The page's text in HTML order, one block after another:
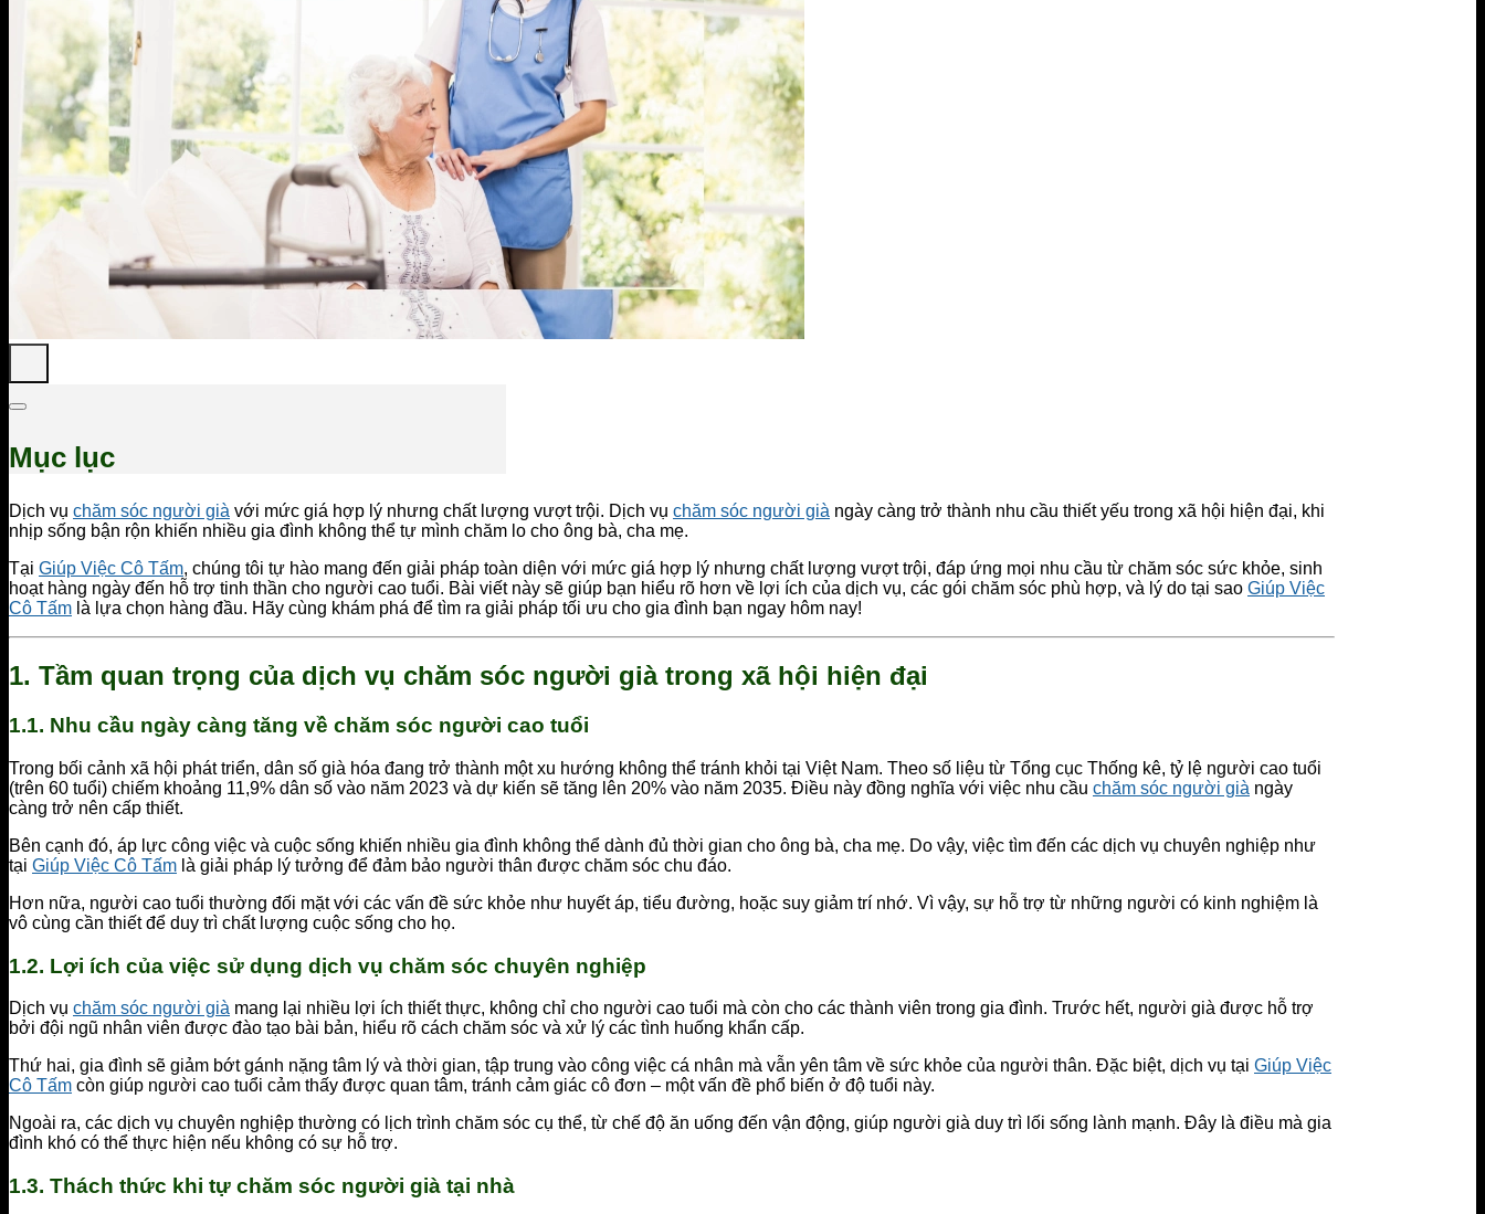
Mục lục
Dịch vụ chăm sóc người già với mức giá hợp lý nhưng chất lượng vượt trội. Dịch vụ chăm sóc người già ngày càng trở thành nhu cầu thiết yếu trong xã hội hiện đại, khi
nhịp sống bận rộn khiến nhiều gia đình không thể tự mình chăm lo cho ông bà, cha mẹ.
Tại Giúp Việc Cô Tấm, chúng tôi tự hào mang đến giải pháp toàn diện với mức giá hợp lý nhưng chất lượng vượt trội, đáp ứng mọi nhu cầu từ chăm sóc sức khỏe, sinh
hoạt hàng ngày đến hỗ trợ tinh thần cho người cao tuổi. Bài viết này sẽ giúp bạn hiểu rõ hơn về lợi ích của dịch vụ, các gói chăm sóc phù hợp, và lý do tại sao Giúp Việc
Cô Tấm là lựa chọn hàng đầu. Hãy cùng khám phá để tìm ra giải pháp tối ưu cho gia đình bạn ngay hôm nay!
1. Tầm quan trọng của dịch vụ chăm sóc người già trong xã hội hiện đại
1.1. Nhu cầu ngày càng tăng về chăm sóc người cao tuổi
Trong bối cảnh xã hội phát triển, dân số già hóa đang trở thành một xu hướng không thể tránh khỏi tại Việt Nam. Theo số liệu từ Tổng cục Thống kê, tỷ lệ người cao tuổi
(trên 60 tuổi) chiếm khoảng 11,9% dân số vào năm 2023 và dự kiến sẽ tăng lên 20% vào năm 2035. Điều này đồng nghĩa với việc nhu cầu chăm sóc người già ngày
càng trở nên cấp thiết.
Bên cạnh đó, áp lực công việc và cuộc sống khiến nhiều gia đình không thể dành đủ thời gian cho ông bà, cha mẹ. Do vậy, việc tìm đến các dịch vụ chuyên nghiệp như
tại Giúp Việc Cô Tấm là giải pháp lý tưởng để đảm bảo người thân được chăm sóc chu đáo.
Hơn nữa, người cao tuổi thường đối mặt với các vấn đề sức khỏe như huyết áp, tiểu đường, hoặc suy giảm trí nhớ. Vì vậy, sự hỗ trợ từ những người có kinh nghiệm là
vô cùng cần thiết để duy trì chất lượng cuộc sống cho họ.
1.2. Lợi ích của việc sử dụng dịch vụ chăm sóc chuyên nghiệp
Dịch vụ chăm sóc người già mang lại nhiều lợi ích thiết thực, không chỉ cho người cao tuổi mà còn cho các thành viên trong gia đình. Trước hết, người già được hỗ trợ
bởi đội ngũ nhân viên được đào tạo bài bản, hiểu rõ cách chăm sóc và xử lý các tình huống khẩn cấp.
Thứ hai, gia đình sẽ giảm bớt gánh nặng tâm lý và thời gian, tập trung vào công việc cá nhân mà vẫn yên tâm về sức khỏe của người thân. Đặc biệt, dịch vụ tại Giúp Việc
Cô Tấm còn giúp người cao tuổi cảm thấy được quan tâm, tránh cảm giác cô đơn – một vấn đề phổ biến ở độ tuổi này.
Ngoài ra, các dịch vụ chuyên nghiệp thường có lịch trình chăm sóc cụ thể, từ chế độ ăn uống đến vận động, giúp người già duy trì lối sống lành mạnh. Đây là điều mà gia
đình khó có thể thực hiện nếu không có sự hỗ trợ.
1.3. Thách thức khi tự chăm sóc người già tại nhà